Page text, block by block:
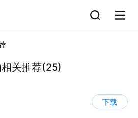
相关推荐(25)
下载